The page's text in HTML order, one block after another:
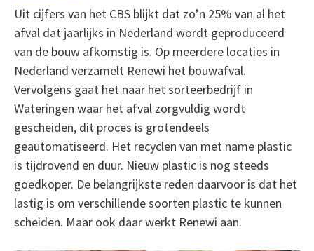
Uit cijfers van het CBS blijkt dat zo’n 25% van al het
afval dat jaarlijks in Nederland wordt geproduceerd
van de bouw afkomstig is. Op meerdere locaties in
Nederland verzamelt Renewi het bouwafval.
Vervolgens gaat het naar het sorteerbedrijf in
Wateringen waar het afval zorgvuldig wordt
gescheiden, dit proces is grotendeels
geautomatiseerd. Het recyclen van met name plastic
is tijdrovend en duur. Nieuw plastic is nog steeds
goedkoper. De belangrijkste reden daarvoor is dat het
lastig is om verschillende soorten plastic te kunnen
scheiden. Maar ook daar werkt Renewi aan.